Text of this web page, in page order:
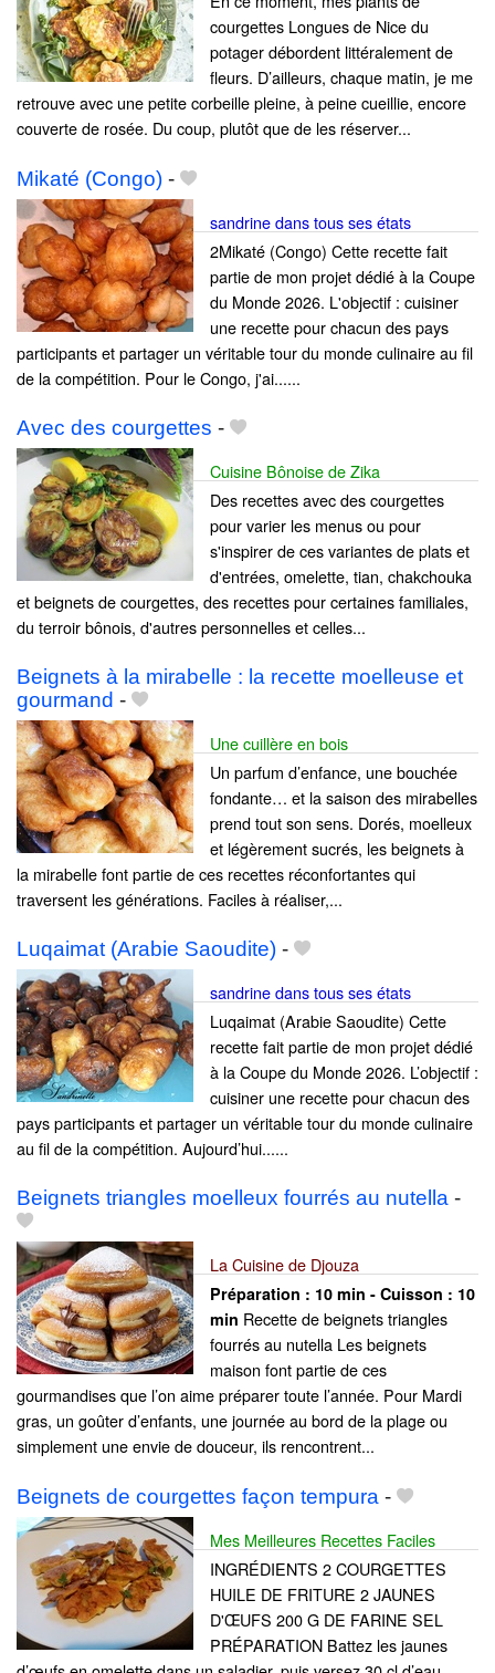
courgettes Longues de Nice du
potager débordent littéralement de
fleurs. D’ailleurs, chaque matin, je me
retrouve avec une petite corbeille pleine, à peine cueillie, encore
couverte de rosée. Du coup, plutôt que de les réserver...
Mikaté (Congo) -
sandrine dans tous ses états
2Mikaté (Congo) Cette recette fait
partie de mon projet dédié à la Coupe
du Monde 2026. L'objectif : cuisiner
une recette pour chacun des pays
participants et partager un véritable tour du monde culinaire au fil
de la compétition. Pour le Congo, j'ai......
Avec des courgettes -
Cuisine Bônoise de Zika
Des recettes avec des courgettes
pour varier les menus ou pour
s'inspirer de ces variantes de plats et
d'entrées, omelette, tian, chakchouka
et beignets de courgettes, des recettes pour certaines familiales,
du terroir bônois, d'autres personnelles et celles...
Beignets à la mirabelle : la recette moelleuse et
gourmand -
Une cuillère en bois
Un parfum d’enfance, une bouchée
fondante… et la saison des mirabelles
prend tout son sens. Dorés, moelleux
et légèrement sucrés, les beignets à
la mirabelle font partie de ces recettes réconfortantes qui
traversent les générations. Faciles à réaliser,...
Luqaimat (Arabie Saoudite) -
sandrine dans tous ses états
Luqaimat (Arabie Saoudite) Cette
recette fait partie de mon projet dédié
à la Coupe du Monde 2026. L’objectif :
cuisiner une recette pour chacun des
pays participants et partager un véritable tour du monde culinaire
au fil de la compétition. Aujourd’hui......
Beignets triangles moelleux fourrés au nutella -
La Cuisine de Djouza
Préparation : 10 min - Cuisson : 10
min Recette de beignets triangles
fourrés au nutella Les beignets
maison font partie de ces
gourmandises que l’on aime préparer toute l’année. Pour Mardi
gras, un goûter d’enfants, une journée au bord de la plage ou
simplement une envie de douceur, ils rencontrent...
Beignets de courgettes façon tempura -
Mes Meilleures Recettes Faciles
INGRÉDIENTS 2 COURGETTES
HUILE DE FRITURE 2 JAUNES
D'ŒUFS 200 G DE FARINE SEL
PRÉPARATION Battez les jaunes